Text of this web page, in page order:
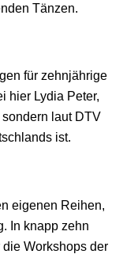
Tänzen.
für zehnjährige
hier Lydia Peter,
laut DTV
ist.
eigenen Reihen,
In knapp zehn
Workshops der